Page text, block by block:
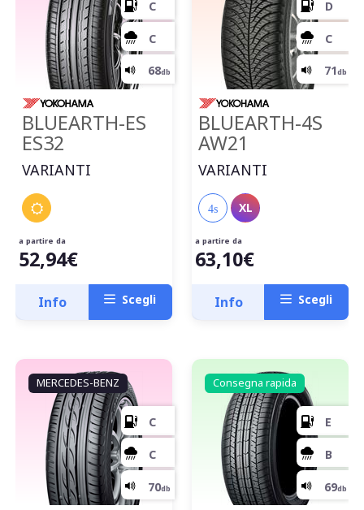
C
68db
BLUEARTH-ES
ES32
VARIANTI
a partire da
52,94€
Info Scegli
BLUEARTH-4S
AW21
VARIANTI
4s XL
a partire da
63,10€
Info Scegli
MERCEDES-BENZ Consegna rapida